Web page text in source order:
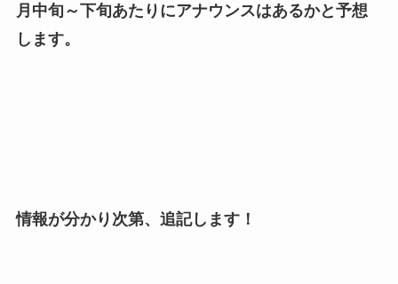
月中旬～下旬あたりにアナウンスはあるかと予想
します。
情報が分かり次第、追記します！